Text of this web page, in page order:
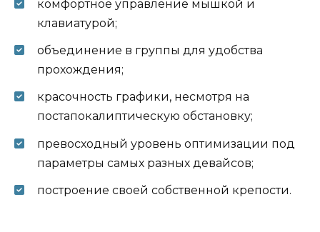
комфортное управление мышкой и
клавиатурой;
объединение в группы для удобства
прохождения;
красочность графики, несмотря на
постапокалиптическую обстановку;
превосходный уровень оптимизации под
параметры самых разных девайсов;
построение своей собственной крепости.